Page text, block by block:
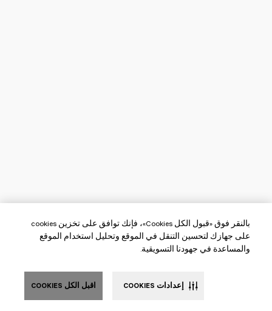
بالنقر فوق «قبول الكل Cookies»، فإنك توافق على تخزين cookies
على جهازك لتحسين التنقل في الموقع وتحليل استخدام الموقع
والمساعدة في جهودنا التسويقية.
اقبل الكل COOKIES إعدادات COOKIES